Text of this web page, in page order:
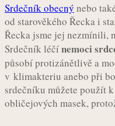
Srdečník obecný nebo
od starověkého Řecka i
Řecka jsme jej nezmínili,
Srdečník léčínemoci
působí protizánětlivě a
v klimakteriu anebo při
srdečníku můžete použít
obličejových masek,